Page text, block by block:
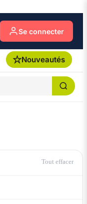
Se connecter
Nouveautés
Tout effacer